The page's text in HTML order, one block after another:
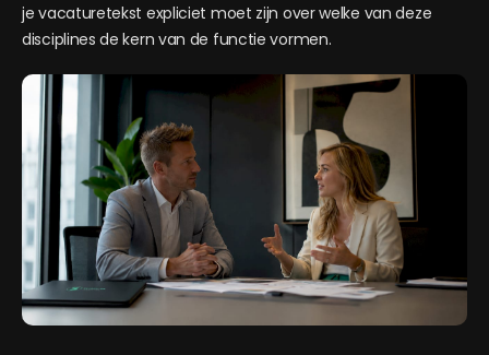
je vacaturetekst expliciet moet zijn over welke van deze
disciplines de kern van de functie vormen.